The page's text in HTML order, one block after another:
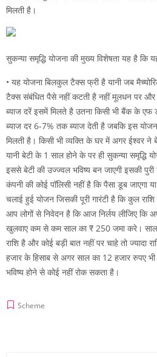
मिलती है।
सुकन्या समृद्धि योजना की मुख्य विशेषता यह है कि
• यह योजना बिलकुल टैक्स फ्री है यानी जब
टैक्स संबंधित पैसे नहीं कटती है नहीं मूलधन पर और
ब्याज दरें इसमें मिलते है उतना किसी भी बैंक के एफ
ब्याज दर 6-7% तक ब्याज देती है जबकि इस
मिलती है। किसी भी व्यक्ति के घर में अगर ईश्वर
यानी बेटी के 1 साल होने के पर ही सुकन्या समृद्धि
इससे बेटी की उज्ज्वल भविष्य बन जाएगी इसकी पुरी
कंपनी की कोई पॉलिसी नहीं है कि पैसा डूब जाएगा
चलाई हुई योजन जिसकी पूरी गारंटी है कि कुल
आप लोगों से निवेदन है कि आज निर्लय लीजिए कि
खुलवाए कम से कम साल का ₹ 250 जमा करे। साल
राशि है और कोई बड़ी बात नहीं पर चाहे तो ज्यादा
हजार के हिसाब से अगर साल का 12 हजार रुपए
भविष्य होने से कोई नहीं रोक सकता है।
Scheme